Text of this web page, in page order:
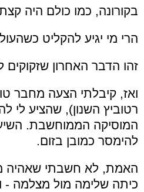
בקורונה, כמו כולם היה
הרי מי יגיע להקליט
זהו הדבר האחרון שזקוקים
ואז, קיבלתי הצעה מחבר
רטוביץ השנון), שהציע לי
המוסיקה הממוחשבת.
להימסר כמובן בזום.
האמת, לא חשבתי שאהיה